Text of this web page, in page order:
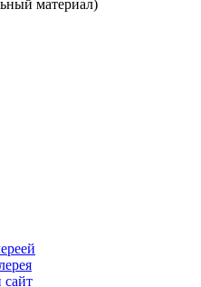
материал)
сайт